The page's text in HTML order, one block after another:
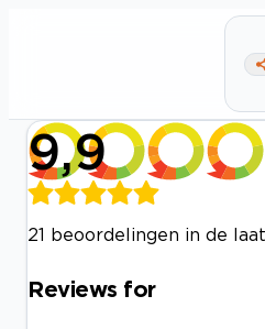
9,9
21 beoordelingen in de
Reviews for